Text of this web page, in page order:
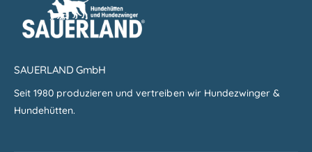
SAUERLAND GmbH
Seit 1980 produzieren und vertreiben wir Hundezwinger &
Hundehütten.